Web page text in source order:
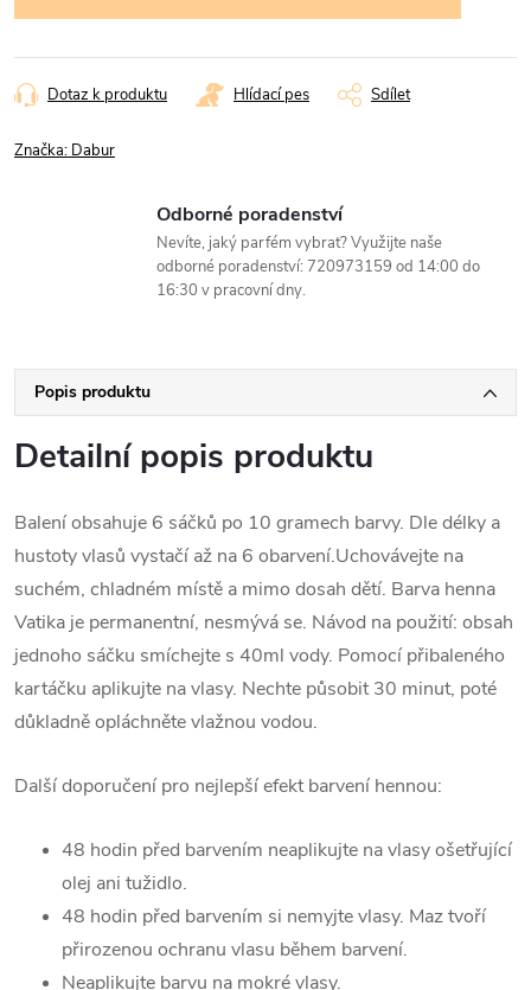
Dotaz k produktu Hlídací pes Sdílet
Značka: Dabur
Odborné poradenství
Nevíte, jaký parfém vybrat? Využijte naše
odborné poradenství: 720973159 od 14:00 do
16:30 v pracovní dny.
Popis produktu
Detailní popis produktu
Balení obsahuje 6 sáčků po 10 gramech barvy. Dle délky a
hustoty vlasů vystačí až na 6 obarvení.Uchovávejte na
suchém, chladném místě a mimo dosah dětí. Barva henna
Vatika je permanentní, nesmývá se. Návod na použití: obsah
jednoho sáčku smíchejte s 40ml vody. Pomocí přibaleného
kartáčku aplikujte na vlasy. Nechte působit 30 minut, poté
důkladně opláchněte vlažnou vodou.
Další doporučení pro nejlepší efekt barvení hennou:
48 hodin před barvením neaplikujte na vlasy ošetřující
olej ani tužidlo.
48 hodin před barvením si nemyjte vlasy. Maz tvoří
přirozenou ochranu vlasu během barvení.
Neaplikujte barvu na mokré vlasy.